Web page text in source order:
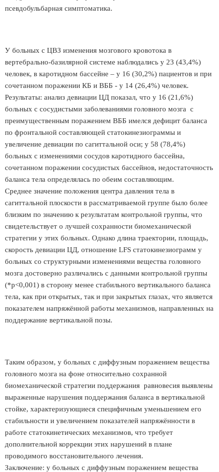
псевдобульбарная симптоматика.
У больных с ЦВЗ изменения мозгового кровотока в
вертебрально-базилярной системе наблюдались у 23 (43,4%)
человек, в каротидном бассейне – у 16 (30,2%) пациентов и при
сочетанном поражении КБ и ВББ - у 14 (26,4%) человек.
Результаты: анализ девиации ЦД показал, что у 16 (21,6%)
больных с сосудистыми заболеваниями головного мозга с
преимущественным поражением ВББ имелся дефицит баланса
по фронтальной составляющей статокинезиограммы и
увеличение девиации по сагиттальной оси; у 58 (78,4%)
больных с изменениями сосудов каротидного бассейна,
сочетанном поражении сосудистых бассейнов, недостаточность
баланса тела определялась по обеим составляющим.
Среднее значение положения центра давления тела в
сагиттальной плоскости в рассматриваемой группе было более
близким по значению к результатам контрольной группы, что
свидетельствует о лучшей сохранности биомеханической
стратегии у этих больных. Однако длина траектории, площадь,
скорость девиации ЦД, отношение LFS статокинезиограмм у
больных со структурными изменениями вещества головного
мозга достоверно различались с данными контрольной группы
(*p<0,001) в сторону менее стабильного вертикального баланса
тела, как при открытых, так и при закрытых глазах, что является
показателем напряжённой работы механизмов, направленных на
поддержание вертикальной позы.
Таким образом, у больных с диффузным поражением вещества
головного мозга на фоне относительно сохранной
биомеханической стратегии поддержания равновесия выявлены
выраженные нарушения поддержания баланса в вертикальной
стойке, характеризующиеся специфичным уменьшением его
стабильности и увеличением показателей напряжённости в
работе статокинетических механизмов, что требует
дополнительной коррекции этих нарушений в плане
проводимого восстановительного лечения.
Заключение: у больных с диффузным поражением вещества